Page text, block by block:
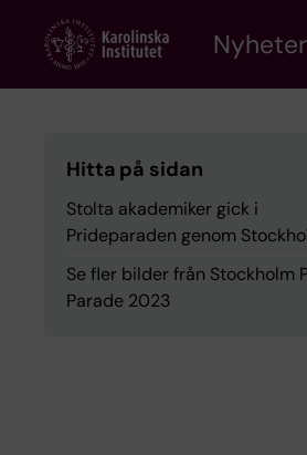
content
Hitta på sidan
Stolta akademiker gick i
Prideparaden genom
Se fler bilder från Stockholm
Parade 2023